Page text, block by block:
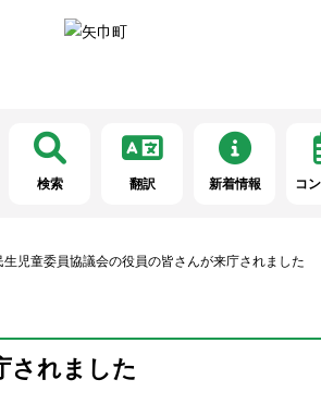
検索 翻訳 新着情報 コ
生児童委員協議会の役員の皆さんが来庁されました
されました